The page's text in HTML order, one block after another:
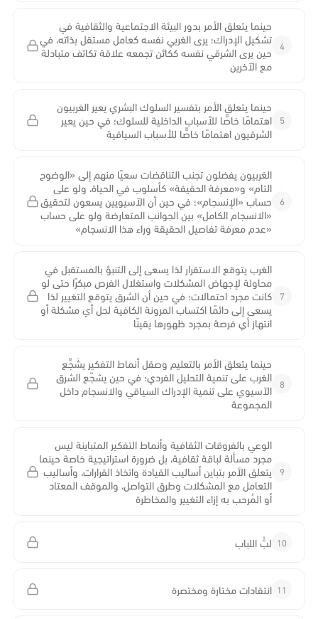
4
حينما يتعلق الأمر بدور البيئة الاجتماعية والثقافية في
تشكيل الإدراك؛ يرى الغربي نفسه كعامل مستقل بذاته، في
حين يرى الشرقي نفسه ككائن تجمعه علاقة تكاتف متبادلة
مع الآخرين
5
حينما يتعلق الأمر بتفسير السلوك البشري يعير الغربيون
اهتمامًا خاصًّا للأسباب الداخلية للسلوك؛ في حين يعير
الشرقيون اهتمامًا خاصًّا للأسباب السياقية
6
الغربيون يفضلون تجنب التناقضات سعيًا منهم إلى «الوضوح
التام» و«معرفة الحقيقة» كأسلوب في الحياة، ولو على
حساب «الإنسجام»؛ في حين أن الآسيويين يسعون لتحقيق
«الانسجام الكامل» بين الجوانب المتعارضة ولو على حساب
«عدم معرفة تفاصيل الحقيقة وراء هذا الانسجام»
7
الغرب يتوقع الاستقرار لذا يسعى إلى التنبؤ بالمستقبل في
محاولة لإجهاض المشكلات واستغلال الفرص مبكرًا حتى لو
كانت مجرد احتمالات؛ في حين أن الشرق يتوقع التغيير لذا
يسعى إلى دائمًا اكتساب المرونة الكافية لحل أي مشكلة أو
انتهاز أي فرصة بمجرد ظهورها يقينًا
8
حينما يتعلق الأمر بالتعليم وصقل أنماط التفكير يشَجَّع
الغرب على تنمية التحليل الفردي؛ في حين يشجّع الشرق
الآسيوي على تنمية الإدراك السياقي والانسجام داخل
المجموعة
9
الوعي بالفروقات الثقافية وأنماط التفكير المتباينة ليس
مجرد مسألة لباقة ثقافية، بل ضرورة استراتيجية خاصة حينما
يتعلق الأمر بتباين أساليب القيادة واتخاذ القرارات، وأساليب
التعامل مع المشكلات وطرق التواصل، والموقف المعتاد
أو المُرحب به إزاء التغيير والمخاطرة
10 لبُّ اللباب
11 انتقادات مختارة ومختصرة